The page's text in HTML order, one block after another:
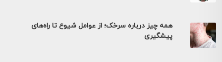
همه چیز درباره سرخک؛ از عوامل شیوع تا راه‌های
پیشگیری